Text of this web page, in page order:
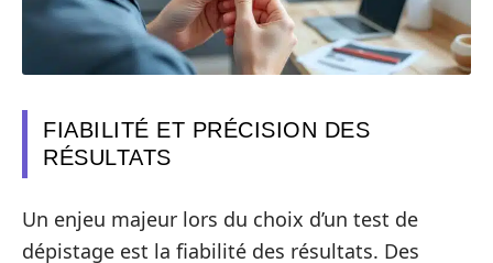
FIABILITÉ ET PRÉCISION DES
RÉSULTATS
Un enjeu majeur lors du choix d’un test de
dépistage est la fiabilité des résultats. Des